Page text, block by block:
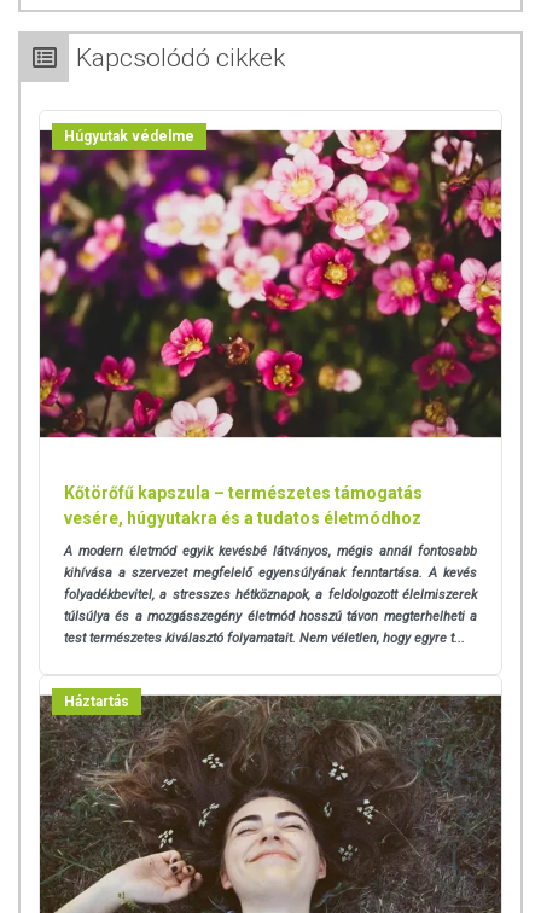
nem alkalmas orvosi kezelés helyettesítésére! Betegség esetén
konzultáljon kezelőorvosával. Ne lépje túl az ajánlott napi fogyasztási
szedje a készítményt! Kisgyermekektől elzárva tartandó!
Az étrend-kiegészítők az érvényes európai uniós szabályozás szerint
élelmiszereknek minősülnek, amelyek a hagyományos étrend
kiegészítésére szolgálnak, és koncentrált formában tartalmaznak
tápanyagokat. Bár az étrend-kiegészítők kedvező élettani hatással
rendelkezhetnek, mely egyénenként eltérő lehet, jelölésük,
megjelenítésük és reklámozásuk során nem engedélyezett a
készítményeknek betegséget megelőző vagy gyógyító hatást
tulajdonítani.
Kapcsolódó cikkek
Húgyutak védelme
Kőtörőfű kapszula – természetes támogatás
vesére, húgyutakra és a tudatos életmódhoz
A modern életmód egyik kevésbé látványos, mégis annál fontosabb
kihívása a szervezet megfelelő egyensúlyának fenntartása. A kevés
folyadékbevitel, a stresszes hétköznapok, a feldolgozott élelmiszerek
túlsúlya és a mozgásszegény életmód hosszú távon megterhelheti a
test természetes kiválasztó folyamatait. Nem véletlen, hogy egyre t...
Háztartás